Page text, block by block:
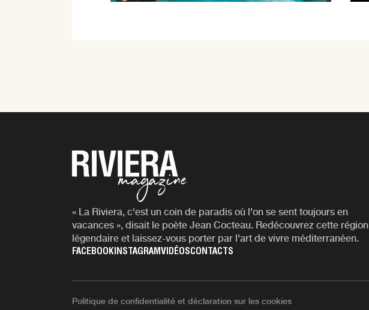
« La Riviera, c'est un coin de paradis où l'on se sent toujours en
vacances », disait le poète Jean Cocteau. Redécouvrez cette région
légendaire et laissez-vous porter par l'art de vivre méditerranéen.
FACEBOOKINSTAGRAMVIDÉOSCONTACTS
Politique de confidentialité et déclaration sur les cookies